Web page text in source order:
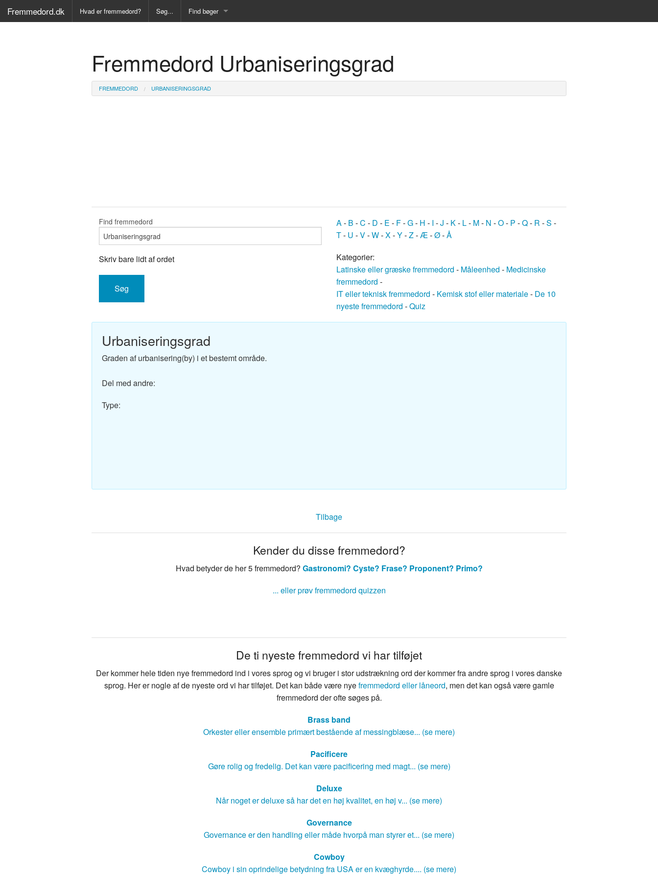
Fremmedord.dk Hvad er fremmedord? Søg... Find bøger
Ordbog over det danske sprog
Fremmedsprog
Engelsk-Dansk ordbog
Fransk-Dansk ordbog
Latin-Dansk ordbog
Svensk-Dansk ordbog
Fremmedord Urbaniseringsgrad
FREMMEDORD URBANISERINGSGRAD
Find fremmedord
Skriv bare lidt af ordet
A- B -C - D - E - F-G- H - I -J - K- L- M- N -O- P -Q- R -S -
T- U -V-W-X-Y-Z-Æ-Ø-Å
Kategorier:
Latinske eller græske fremmedord - Måleenhed - Medicinske
fremmedord -
IT eller teknisk fremmedord - Kemisk stof eller materiale- De 10
nyeste fremmedord -Quiz
Urbaniseringsgrad
Graden af urbanisering(by) i et bestemt område.
Del med andre:
Type:
Tilbage
Kender du disse fremmedord?
Hvad betyder de her 5 fremmedord? Gastronomi? Cyste? Frase? Proponent? Primo?
... eller prøv fremmedord quizzen
De ti nyeste fremmedord vi har tilføjet
Der kommer hele tiden nye fremmedord ind i vores sprog og vi bruger i stor udstrækning ord der kommer fra andre sprog i vores danske
sprog. Her er nogle af de nyeste ord vi har tilføjet. Det kan både være nyefremmedord eller låneord, men det kan også være gamle
fremmedord der ofte søges på.
Brass band
Orkester eller ensemble primært bestående af messingblæse... (se mere)
Pacificere
Gøre rolig og fredelig. Det kan være pacificering med magt... (se mere)
Deluxe
Når noget er deluxe så har det en høj kvalitet, en høj v... (se mere)
Governance
Governance er den handling eller måde hvorpå man styrer et... (se mere)
Cowboy
Cowboy i sin oprindelige betydning fra USA er en kvæghyrde.... (se mere)